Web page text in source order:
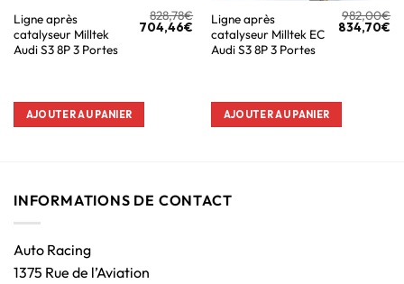
Ligne après
catalyseur Milltek
Audi S3 8P 3 Portes
828,78€
704,46€
AJOUTER AU PANIER
Ligne après
catalyseur Milltek EC
Audi S3 8P 3 Portes
982,00€
834,70€
AJOUTER AU PANIER
INFORMATIONS DE CONTACT
Auto Racing
1375 Rue de l’Aviation